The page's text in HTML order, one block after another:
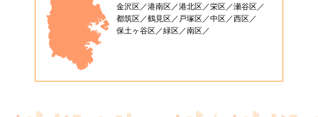
金沢区
港南区 港北区 栄区
瀬谷区
都筑区
鶴見区 戸塚区 中区
西区
保土ヶ谷区
緑区 南区